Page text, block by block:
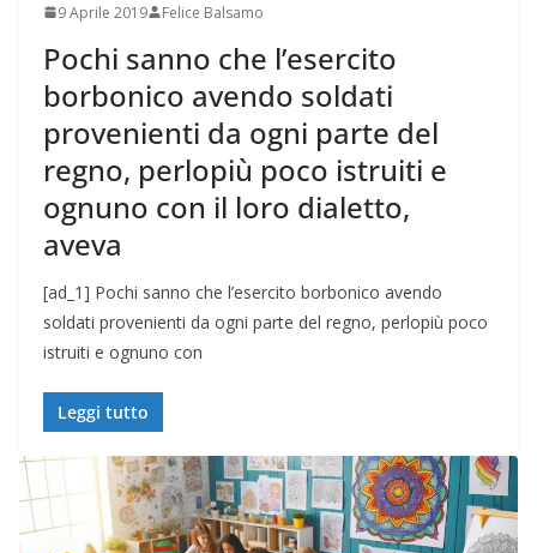
9 Aprile 2019 Felice Balsamo
Pochi sanno che l’esercito
borbonico avendo soldati
provenienti da ogni parte del
regno, perlopiù poco istruiti e
ognuno con il loro dialetto,
aveva
[ad_1] Pochi sanno che l’esercito borbonico avendo
soldati provenienti da ogni parte del regno, perlopiù poco
istruiti e ognuno con
Leggi tutto